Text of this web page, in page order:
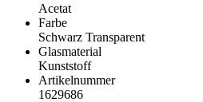
Acetat
Farbe
Schwarz Transparent
Glasmaterial
Kunststoff
Artikelnummer
1629686